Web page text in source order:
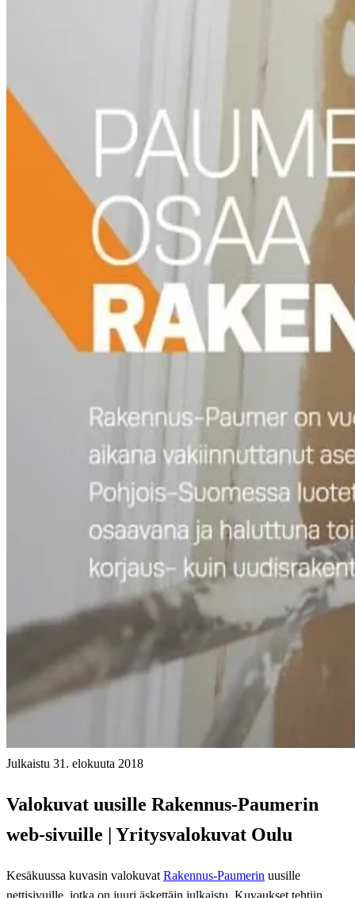
Julkaistu 31. elokuuta 2018
Valokuvat uusille Rakennus-Paumerin
web-sivuille | Yritysvalokuvat Oulu
Kesäkuussa kuvasin valokuvat Rakennus-Paumerin uusille
nettisivuille, jotka on juuri äskettäin julkaistu. Kuvaukset tehtiin